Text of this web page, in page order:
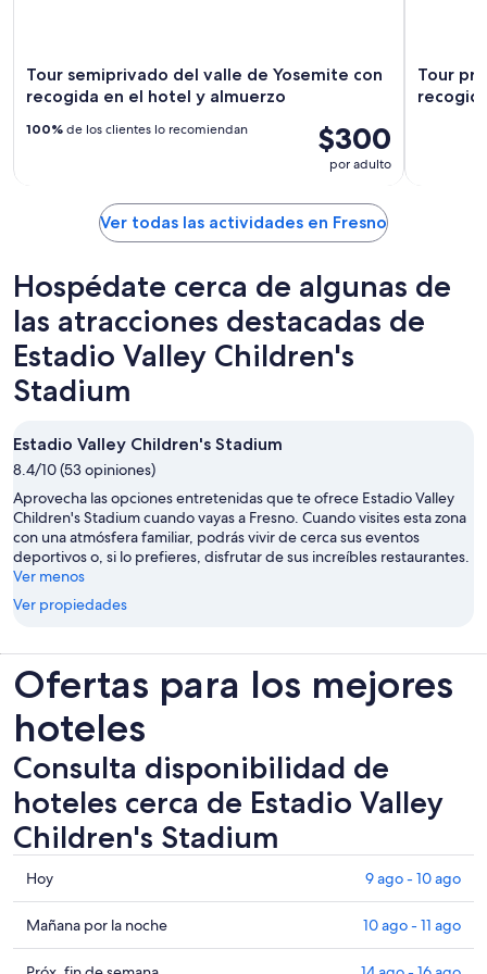
Tour semiprivado del valle de Yosemite con
recogida en el hotel y almuerzo
$300
por adulto
100% de los clientes lo recomiendan
Tour
Ver todas las actividades en Fresno
Hospédate cerca de algunas de
las atracciones destacadas de
Estadio Valley Children's
Stadium
Estadio Valley Children's Stadium
8.4/10 (53 opiniones)
Aprovecha las opciones entretenidas que te ofrece Estadio Valley
Children's Stadium cuando vayas a Fresno. Cuando visites esta zona
con una atmósfera familiar, podrás vivir de cerca sus eventos
deportivos o, si lo prefieres, disfrutar de sus increíbles restaurantes.
Ver menos
Ver propiedades
Ofertas para los mejores
hoteles
Consulta disponibilidad de
hoteles cerca de Estadio Valley
Children's Stadium
Consultar
los
precios
cerca
Hoy 9 ago - 10 ago
Consultar
precios
Mañana por la noche 10 ago - 11 ago